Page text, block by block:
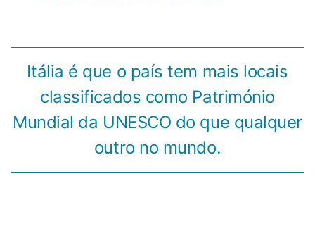
Itália é que o país tem mais locais
classificados como Património
Mundial da UNESCO do que qualquer
outro no mundo.